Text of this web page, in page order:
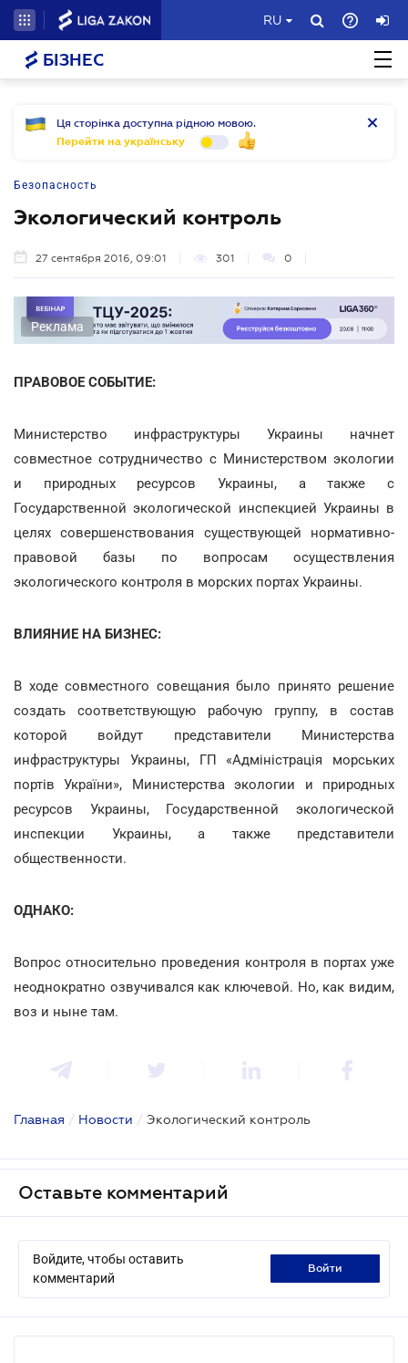
RU
БІЗНЕС
Ця сторінка доступна рідною мовою.
Перейти на українську
Безопасность
Экологический контроль
27 сентября 2016, 09:01 301 0
Реклама
ПРАВОВОЕ СОБЫТИЕ:
Министерство инфраструктуры Украины начнет
совместное сотрудничество с Министерством экологии
и природных ресурсов Украины, а также с
Государственной экологической инспекцией Украины в
целях совершенствования существующей нормативно-
правовой базы по вопросам осуществления
экологического контроля в морских портах Украины.
ВЛИЯНИЕ НА БИЗНЕС:
В ходе совместного совещания было принято решение
создать соответствующую рабочую группу, в состав
которой войдут представители Министерства
инфраструктуры Украины, ГП «Адміністрація морських
портів України», Министерства экологии и природных
ресурсов Украины, Государственной экологической
инспекции Украины, а также представители
общественности.
ОДНАКО:
Вопрос относительно проведения контроля в портах уже
неоднократно озвучивался как ключевой. Но, как видим,
воз и ныне там.
Главная / Новости / Экологический контроль
Оставьте комментарий
Войдите, чтобы оставить
комментарий
войти